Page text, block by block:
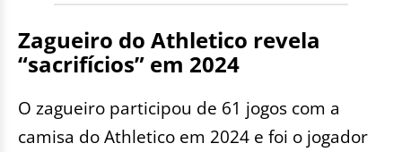
Zagueiro do Athletico revela
“sacrifícios” em 2024
O zagueiro participou de 61 jogos com a
camisa do Athletico em 2024 e foi o jogador